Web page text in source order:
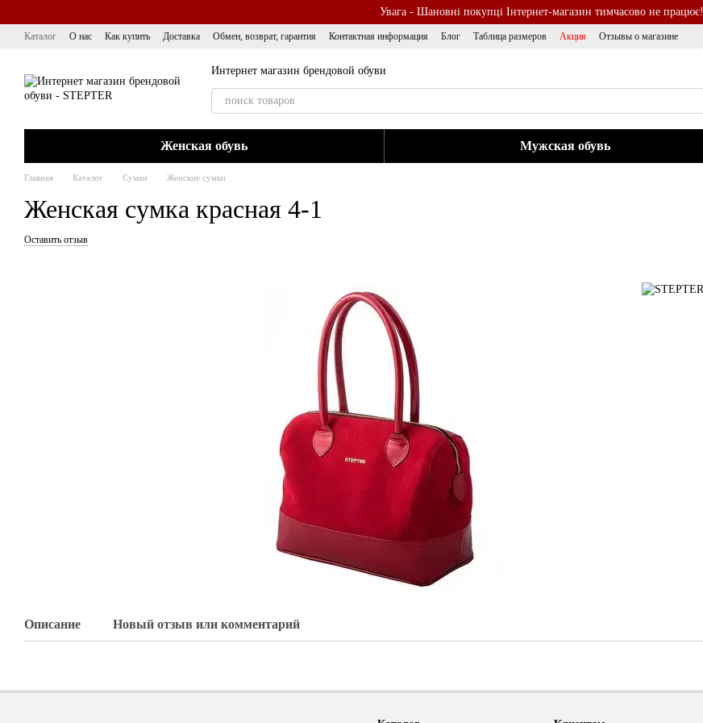
Увага - Шановні покупці Інтернет-магазин тимчасово не працює!
Каталог О нас Как купить Доставка Обмен, возврат, гарантия Контактная информация Блог Таблица размеров Акция Отзывы о магазине
Интернет магазин брендовой обуви
Женская обувь Мужская обувь
Главная Каталог Сумки Женские сумки
Женская сумка красная 4-1
Оставить отзыв
Описание Новый отзыв или комментарий